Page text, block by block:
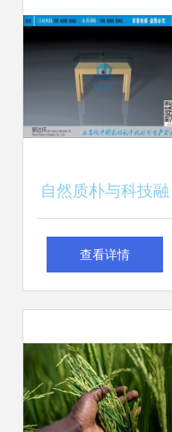
自然质朴与科技融
汇 苹果新款木纹体
和谐共鸣
查看详情